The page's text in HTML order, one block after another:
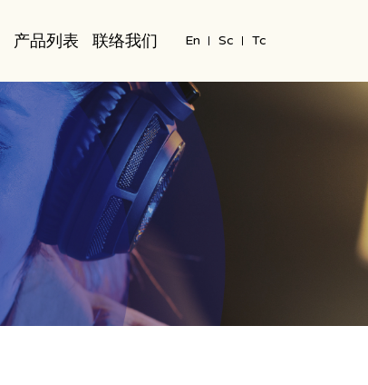
产品列表 联络我们 En Sc Tc